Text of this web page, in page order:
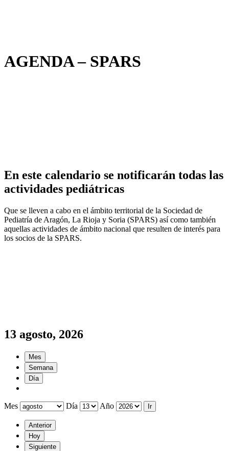
AGENDA – SPARS
En este calendario se notificarán todas las
actividades pediátricas
Que se lleven a cabo en el ámbito territorial de la Sociedad de
Pediatría de Aragón, La Rioja y Soria (SPARS) así como también
aquellas actividades de ámbito nacional que resulten de interés para
los socios de la SPARS.
13 agosto, 2026
Mes
Semana
Día
Mes Día Año
Anterior
Hoy
Siguiente